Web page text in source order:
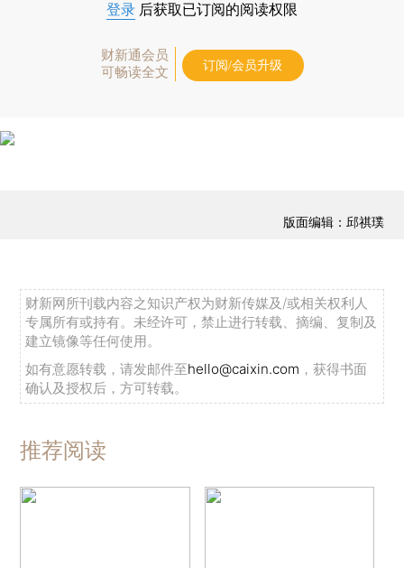
登录 后获取已订阅的阅读权限
财新通会员
可畅读全文
订阅/会员升级
版面编辑：邱祺璞
财新网所刊载内容之知识产权为财新传媒及/或相关权利人
专属所有或持有。未经许可，禁止进行转载、摘编、复制及
建立镜像等任何使用。
如有意愿转载，请发邮件至hello@caixin.com ，获得书面
确认及授权后，方可转载。
推荐阅读